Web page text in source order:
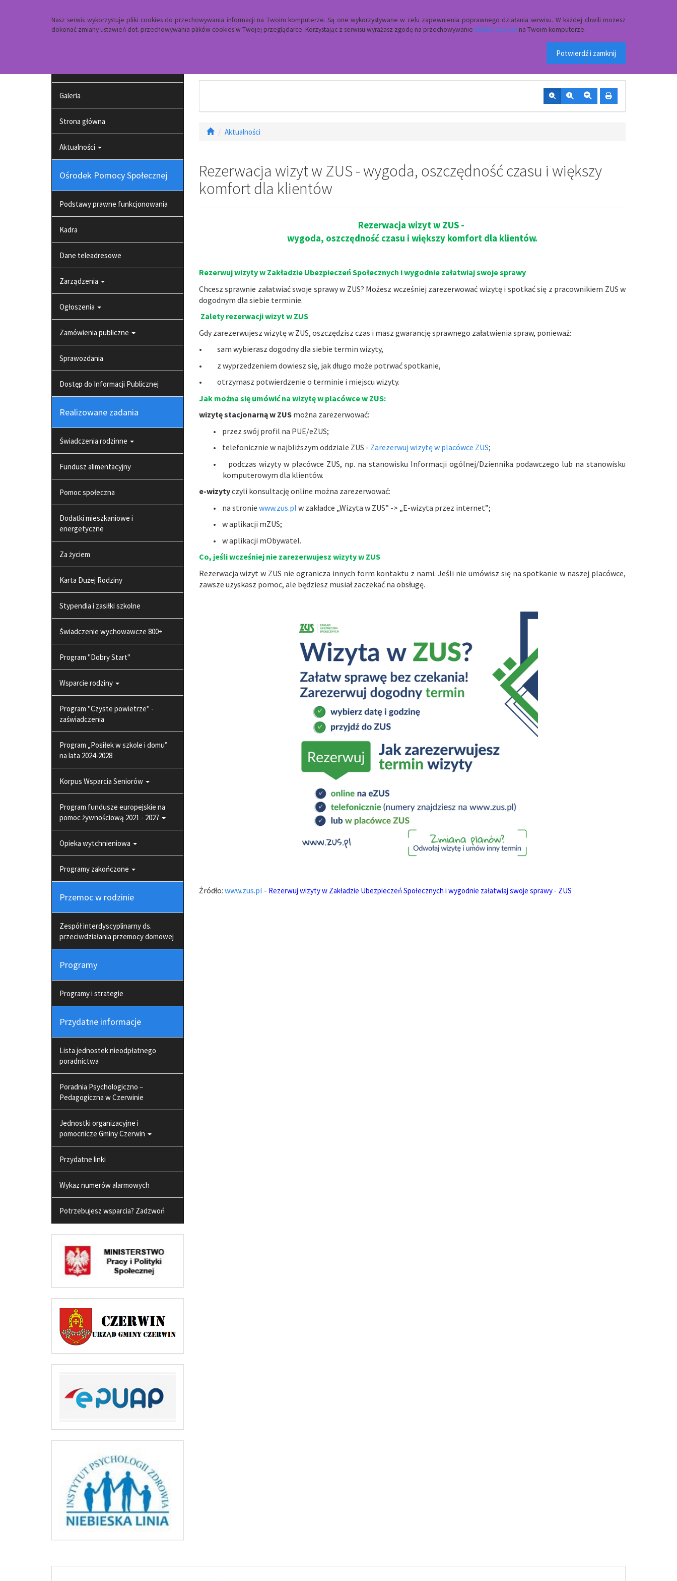
Nasz serwis wykorzystuje pliki cookies do przechowywania informacji na Twoim komputerze. Są one wykorzystywane w celu zapewnienia poprawnego działania serwisu. W każdej chwili możesz
dokonać zmiany ustawień dot. przechowywania plików cookies w Twojej przeglądarce. Korzystając z serwisu wyrażasz zgodę na przechowywanie plików cookies na Twoim komputerze.
Potwierdź i zamknij
Galeria
Strona główna
Aktualności
Ośrodek Pomocy Społecznej
Podstawy prawne funkcjonowania
Kadra
Dane teleadresowe
Zarządzenia
Ogłoszenia
Zamówienia publiczne
Sprawozdania
Dostęp do Informacji Publicznej
Realizowane zadania
Świadczenia rodzinne
Fundusz alimentacyjny
Pomoc społeczna
Dodatki mieszkaniowe i
energetyczne
Za życiem
Karta Dużej Rodziny
Stypendia i zasiłki szkolne
Świadczenie wychowawcze 800+
Program "Dobry Start"
Wsparcie rodziny
Program "Czyste powietrze" -
zaświadczenia
Program „Posiłek w szkole i domu”
na lata 2024-2028
Korpus Wsparcia Seniorów
Program fundusze europejskie na
pomoc żywnościową 2021 - 2027
Opieka wytchnieniowa
Programy zakończone
Przemoc w rodzinie
Zespół interdyscyplinarny ds.
przeciwdziałania przemocy domowej
Programy
Programy i strategie
Przydatne informacje
Lista jednostek nieodpłatnego
poradnictwa
Poradnia Psychologiczno –
Pedagogiczna w Czerwinie
Jednostki organizacyjne i
pomocnicze Gminy Czerwin
Przydatne linki
Wykaz numerów alarmowych
Potrzebujesz wsparcia? Zadzwoń
Ośrodek Pomocy Społecznej w Czerwinie
Aktualności
Rezerwacja wizyt w ZUS - wygoda, oszczędność czasu i większy
komfort dla klientów
Rezerwacja wizyt w ZUS -
wygoda, oszczędność czasu i większy komfort dla klientów.
Rezerwuj wizyty w Zakładzie Ubezpieczeń Społecznych i wygodnie załatwiaj swoje sprawy
Chcesz sprawnie załatwiać swoje sprawy w ZUS? Możesz wcześniej zarezerwować wizytę i spotkać się z pracownikiem ZUS w
dogodnym dla siebie terminie.
Zalety rezerwacji wizyt w ZUS
Gdy zarezerwujesz wizytę w ZUS, oszczędzisz czas i masz gwarancję sprawnego załatwienia spraw, ponieważ:
•
sam wybierasz dogodny dla siebie termin wizyty,
•
z wyprzedzeniem dowiesz się, jak długo może potrwać spotkanie,
•
otrzymasz potwierdzenie o terminie i miejscu wizyty.
Jak można się umówić na wizytę w placówce w ZUS:
wizytę stacjonarną w ZUSmożna zarezerwować:
•
przez swój profil na PUE/eZUS;
•
telefonicznie w najbliższym oddziale ZUS - Zarezerwuj wizytę w placówce ZUS;
•
podczas wizyty w placówce ZUS, np. na stanowisku Informacji ogólnej/Dziennika podawczego lub na stanowisku
komputerowym dla klientów.
e-wizytyczyli konsultację online można zarezerwować:
•
na stronie www.zus.pl w zakładce „Wizyta w ZUS” -> „E-wizyta przez internet”;
•
w aplikacji mZUS;
•
w aplikacji mObywatel.
Co, jeśli wcześniej nie zarezerwujesz wizyty w ZUS
Rezerwacja wizyt w ZUS nie ogranicza innych form kontaktu z nami. Jeśli nie umówisz się na spotkanie w naszej placówce,
zawsze uzyskasz pomoc, ale będziesz musiał zaczekać na obsługę.
Źródło: www.zus.pl - Rezerwuj wizyty w Zakładzie Ubezpieczeń Społecznych i wygodnie załatwiaj swoje sprawy - ZUS